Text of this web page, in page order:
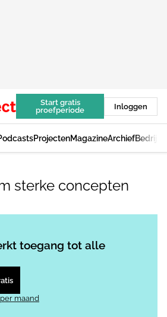
Start gratis
proefperiode
Inloggen
ProjectenMagazineArchief
sterke concepten
toegang tot alle
maand